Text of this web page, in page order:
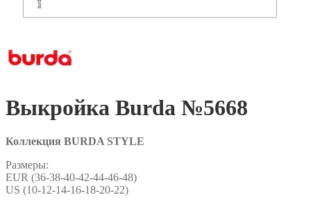
Выкройка Burda №5668
Коллекция BURDA STYLE
Размеры:
EUR (36-38-40-42-44-46-48)
US (10-12-14-16-18-20-22)